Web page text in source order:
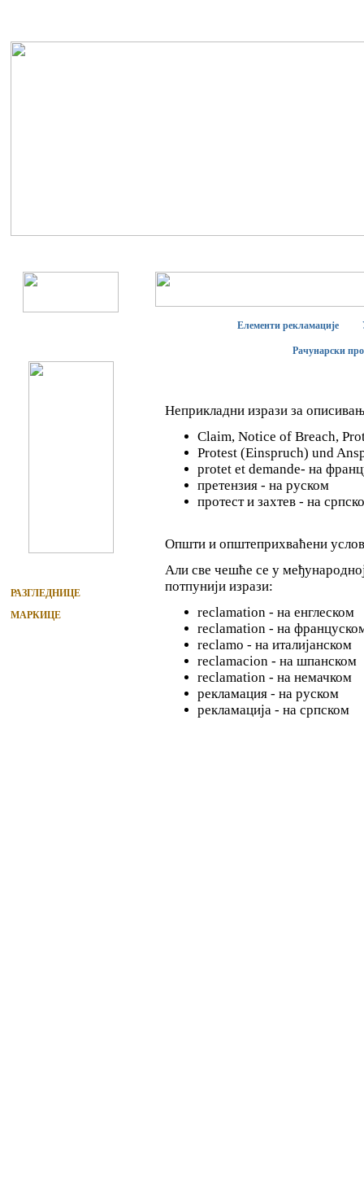
РАЗГЛЕДНИЦЕ
МАРКИЦЕ
Елементи рекламације
Рачунарски
Неприкладни изрази за
Claim, Notice of Breach,
Protest (Einspruch) und
protet et demande- на
претензия - на руском
протест и захтев - на
Општи и општеприхваћени
Али све чешће се у
потпунији изрази:
reclamation - на енглеском
reclamation - на
reclamo - на италијанском
reclamacion - на шпанском
reclamation - на немачком
рекламация - на руском
рекламациjа - на српском